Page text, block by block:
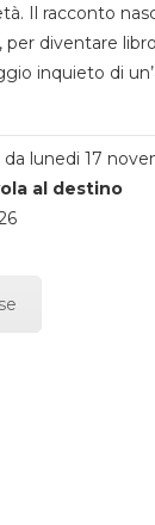
Il racconto
per diventare
inquieto di
lunedi 17
al destino